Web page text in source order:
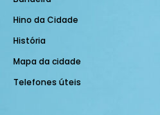
Hino da Cidade
História
Mapa da cidade
Telefones úteis